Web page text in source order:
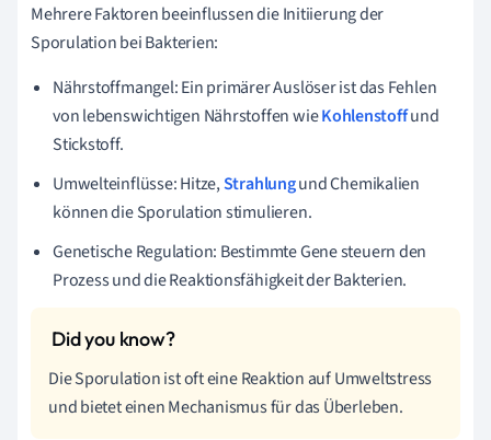
Mehrere Faktoren beeinflussen die Initiierung der
Sporulation bei Bakterien:
Nährstoffmangel: Ein primärer Auslöser ist das Fehlen
von lebenswichtigen Nährstoffen wieKohlenstoffund
Stickstoff.
Umwelteinflüsse: Hitze,Strahlungund Chemikalien
können die Sporulation stimulieren.
Genetische Regulation: Bestimmte Gene steuern den
Prozess und die Reaktionsfähigkeit der Bakterien.
Die Sporulation ist oft eine Reaktion auf Umweltstress
und bietet einen Mechanismus für das Überleben.